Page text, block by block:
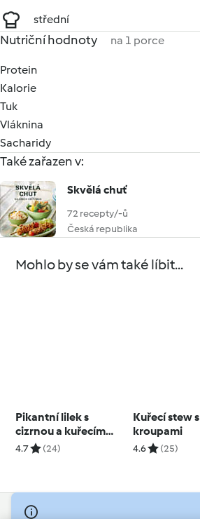
střední
Nutriční hodnoty na 1 porce
Protein
Kalorie
Tuk
Vláknina
Sacharidy
Také zařazen v:
Skvělá chuť
72 recepty/-ů
Česká republika
Mohlo by se vám také líbit...
Pikantní lilek s
cizrnou a kuřecím
masem
4.7 (24)
Kuřecí stew s
kroupami
4.6 (25)